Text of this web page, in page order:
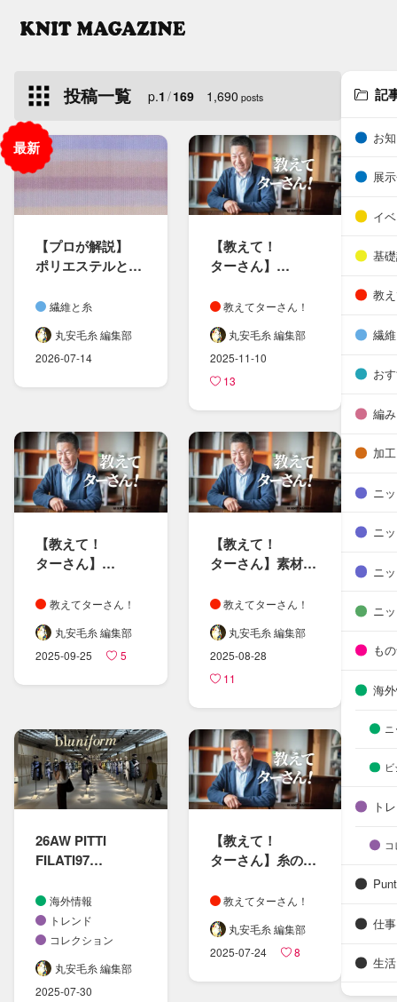
投稿一覧 p.1 /169 1,690 posts
【プロが​解説】
ポリエステルと​
（ナイロン）の​
違いとは？​
ニット製品の​
選び方も​紹介
繊維と糸
丸安毛糸 編集部
2026-07-14
【教えて！​
ターさん​】​
「染色」に​ついて
教えてターさん！
丸安毛糸 編集部
2025-11-10
13
【教えて！​
ターさん​】​
学生さんの​
ニット・糸に​
まつわる​疑問に​
お答えしました
教えてターさん！
丸安毛糸 編集部
2025-09-25
5
【教えて！​
ターさん​】素材と​
教えてターさん！
丸安毛糸 編集部
2025-08-28
11
26AW PITTI
FILATI97
海外情報
トレンド
コレクション
丸安毛糸 編集部
2025-07-30
【教えて！​
ターさん​】糸の​
エコ素材に​ついて
教えてターさん！
丸安毛糸 編集部
2025-07-24
8
記
お
展
イ
基
教
繊
お
編
加工
ニ
ニ
ニ
ニ
も
海
ト
仕
生